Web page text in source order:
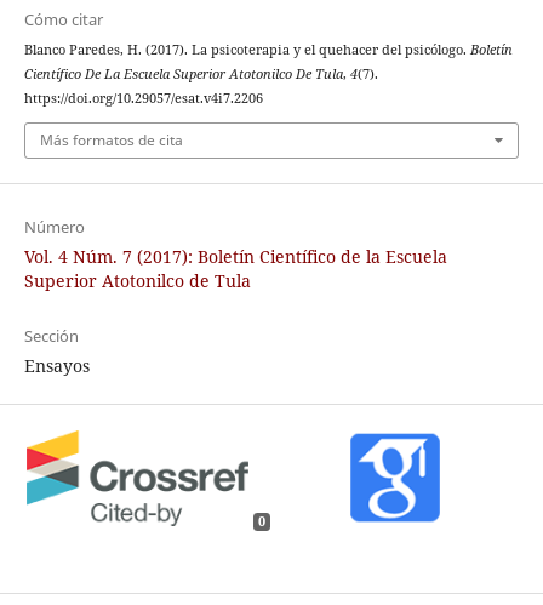
Cómo citar
Blanco Paredes, H. (2017). La psicoterapia y el quehacer del psicólogo. Boletín
Científico De La Escuela Superior Atotonilco De Tula, 4(7).
https://doi.org/10.29057/esat.v4i7.2206
Más formatos de cita
Número
Vol. 4 Núm. 7 (2017): Boletín Científico de la Escuela
Superior Atotonilco de Tula
Sección
Ensayos
0